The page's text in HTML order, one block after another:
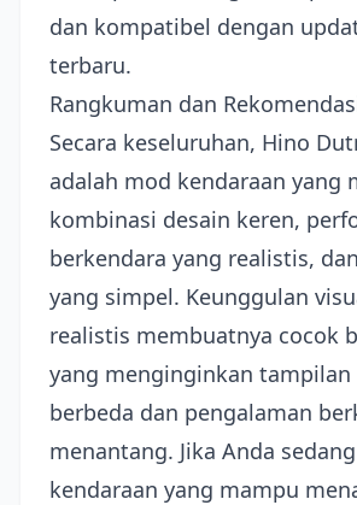
dan kompatibel dengan
terbaru.
Rangkuman dan
Secara keseluruhan, Hino
adalah mod kendaraan yang
kombinasi desain keren,
berkendara yang realistis,
yang simpel. Keunggulan
realistis membuatnya cocok
yang menginginkan tampilan
berbeda dan pengalaman
menantang. Jika Anda
kendaraan yang mampu